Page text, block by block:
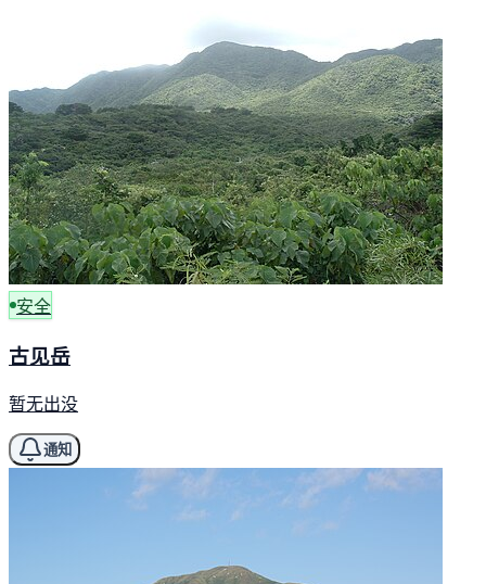
安全
古见岳
暂无出没
通知